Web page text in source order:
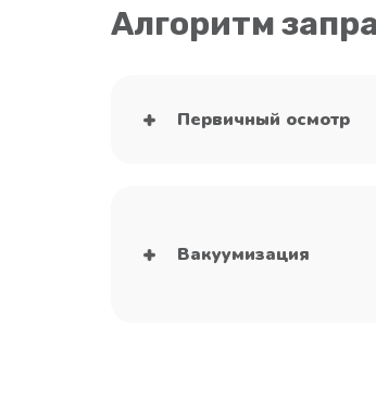
Алгоритм
Первичный осмотр
Вакуумизация